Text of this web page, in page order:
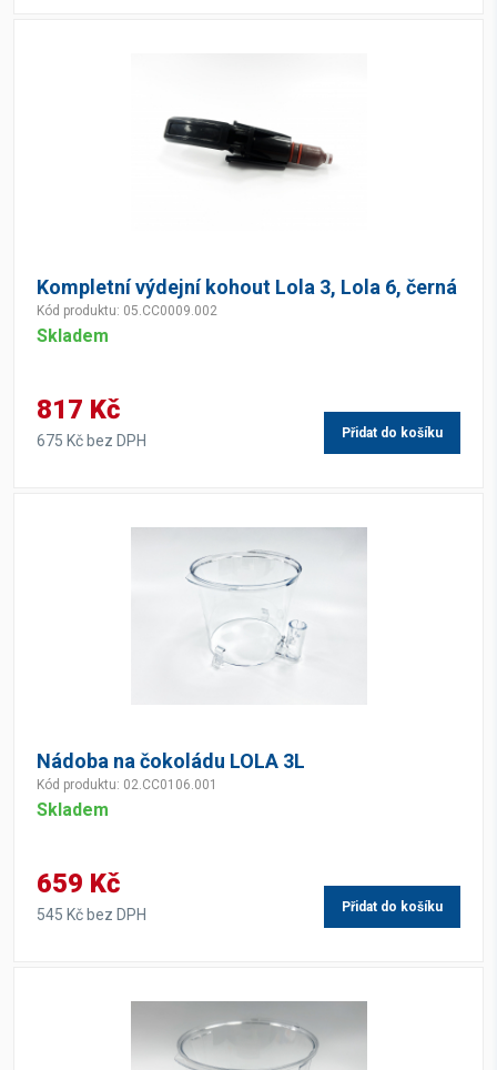
Kompletní výdejní kohout Lola 3, Lola 6, černá
Kód produktu: 05.CC0009.002
Skladem
817 Kč
675 Kč bez DPH Přidat do košíku
Nádoba na čokoládu LOLA 3L
Kód produktu: 02.CC0106.001
Skladem
659 Kč
545 Kč bez DPH Přidat do košíku